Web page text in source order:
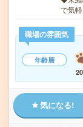
で気
職場の雰囲気
年齢層
気になる!